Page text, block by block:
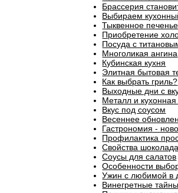
Брассерия
Выбираем
Тыквенное печенье
Приобретение
Посуда с
Многоликая ангина
Кубинская кухня
Элитная бытовая
Как выбрать гриль?
Выходные дни с
Металл и
Вкус под соусом
Весеннее
Гастрономия -
Профилактика
Свойства
Соусы для салатов
Особенности
Ужин с любимой в
Винегретные